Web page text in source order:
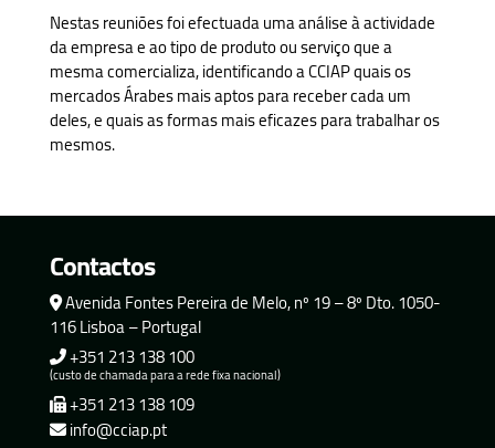
Nestas reuniões foi efectuada uma análise à actividade
da empresa e ao tipo de produto ou serviço que a
mesma comercializa, identificando a CCIAP quais os
mercados Árabes mais aptos para receber cada um
deles, e quais as formas mais eficazes para trabalhar os
mesmos.
Contactos
Avenida Fontes Pereira de Melo, nº 19 – 8º Dto. 1050-
116 Lisboa – Portugal
+351 213 138 100
(custo de chamada para a rede fixa nacional)
+351 213 138 109
info@cciap.pt